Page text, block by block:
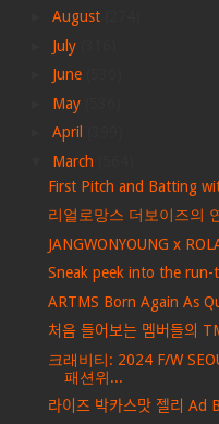
August
July
June
May
April
March
First Pitch and Batting
리얼로망스 더보이즈의
JANGWONYOUNG x
Sneak peek into the
ARTMS Born Again As
처음 들어보는
크래비티: 2024 F/W
패션위...
라이즈 박카스맛 젤리